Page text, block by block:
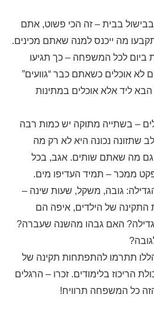
בבית – זה הכי פשוט, אתם
מה ייכנס למנה שאתם מכינים.
ביום לכל המשפחה – כך תגיעו
לא אוכלים כשאתם כבר “גוועים”
ליד אלא אוכלים במתינות
– בשתייה מתוקה יש כמות רבה
שתזונה נכונה היא לא רק מה
מה שאתם שותים. אגב, בכל
ממכר – תמיד העדיפו מים.
גובה, משקל, שעות שינה –
התקינה של הילדים, איפה הם
האם גבהו מהשנה שעברה?
תתרמו להתפתחות תקינה של
הריכוז בלימודים. זכרו – הרגלים
כל המשפחה תרוויח!